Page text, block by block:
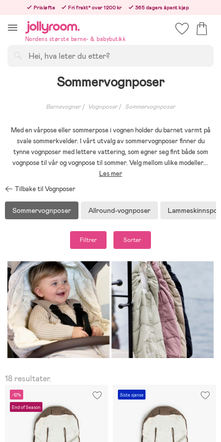
innehållet
Prisløfte Fri frakt* over 1200 kr
365 dagers åpent kjøp
Nordens største barne- & babybutikk
Sommervognposer
Barnevogner Vognposer Sommervognposer
Med en vårpose eller sommerpose i vognen holder du barnet varmt på
svale sommerkvelder. I vårt utvalg av sommervognposer finner du
tynne vognposer med lettere vattering, som egner seg fint både som
vognpose til vår og vognpose til sommer. Velg mellom ulike modeller...
Les mer
Tilbake til Vognposer
Sommervognposer Allround-vognposer
Filtrer Sorter
18 resultater.
-12%
End of Season
Siste sjanse